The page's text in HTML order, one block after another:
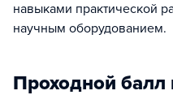
навыками практической
научным оборудованием.
Проходной